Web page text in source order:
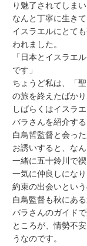
り魅了されてしまい
なんと丁寧に生き
イスラエルにとて
われました。
「日本とイスラエ
です」
ちょうど私は、「
の旅を終えたばかり
しばらくはイスラ
バラさんを紹介する
白鳥哲監督と会っ
お誘いすると、な
一緒に五十鈴川で禊
一気に仲良しになり
約束の出会いとい
白鳥監督も秋にあ
バラさんのガイド
ところが、情勢不
うなのです。